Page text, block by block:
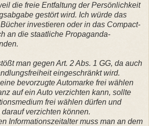
die freie Entfaltung der Persönlichkeit
gestört wird. Ich würde das
investieren oder in das Compact-
an die staatliche Propaganda-
man gegen Art. 2 Abs. 1 GG, da auch
eingeschränkt wird.
bevorzugte Automarke frei wählen
auf ein Auto verzichten kann, sollte
frei wählen dürfen und
verzichten können.
Informationszeitalter muss man an dem